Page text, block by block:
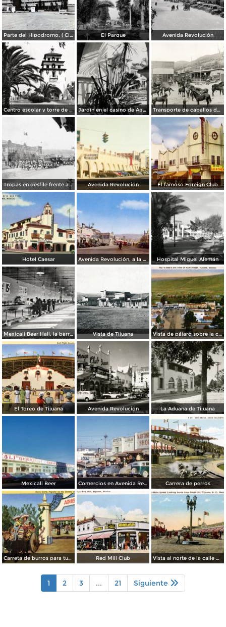
Parte del Hipodromo. ( Circulada el 12 de Julio de 1922 ). El Parque Avenida Revolución
Centro escolar y torre de Agua Caliente Jardín en el casino de Agua Caliente Transporte de caballos del hipódromo hacia Estados Unidos
Tropas en desfile frente al Palacio Federal Avenida Revolución El famoso Foreign Club
Hotel Caesar Avenida Revolución, a la entrada Hospital Miguel Alemán
Mexicali Beer Hall, la barra más grande del mundo Vista de Tijuana Vista de pájaro sobre la calle principal de Tijuana
El Toreo de Tijuana Avenida Revolución La Aduana de Tijuana
Mexicali Beer Comercios en Avenida Revolución Carrera de perros
Carreta de burros para turistas Red Mill Club Vista al norte de la calle principal, desde la Calle Sur
1 2 3 ... 21 Siguiente